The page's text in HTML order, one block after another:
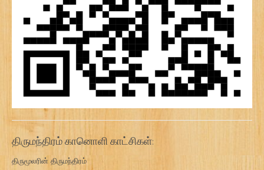
திருமந்திரம் கானொளி காட்சிகள்:
திருமூலரின் திருமந்திரம்